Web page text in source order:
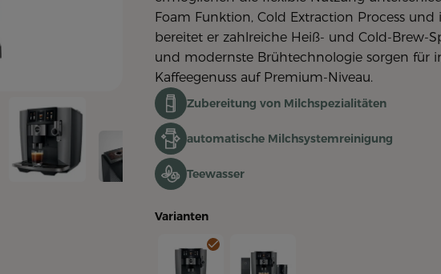
Foam Funktion, Cold Extraction Process
bereitet er zahlreiche Heiß- und Cold-Brew-
und modernste Brühtechnologie sorgen für
Kaffeegenuss auf Premium-Niveau.
Zubereitung von Milchspezialitäten
automatische Milchsystemreinigung
Teewasser
Varianten